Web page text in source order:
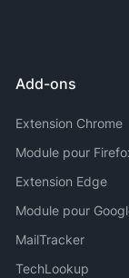
Add-ons
Extension Chrome
Module pour
Extension Edge
Module pour
MailTracker
TechLookup